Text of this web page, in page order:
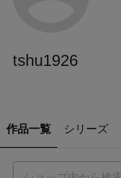
tshu1926
作品一覧 シリーズ